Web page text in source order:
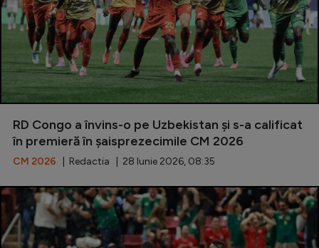
Conference League
CM 2026
Premier League
LaLiga
Serie A
Bundesliga
Campionate
Starurile fotbalului
RD Congo a învins-o pe Uzbekistan și s-a calificat
în premieră în șaisprezecimile CM 2026
CM 2026 | Redactia | 28 Iunie 2026, 08:35